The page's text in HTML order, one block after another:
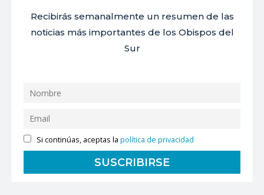
Recibirás semanalmente un resumen de las
noticias más importantes de los Obispos del
Sur
Si continúas, aceptas lapolítica de privacidad